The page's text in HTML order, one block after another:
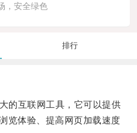
，安全绿色
排行
互联网工具，它可以提供
览体验、提高网页加载速度